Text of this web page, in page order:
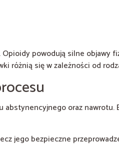
powodują silne objawy
różnią się w zależności od
abstynencyjnego oraz
jego bezpieczne